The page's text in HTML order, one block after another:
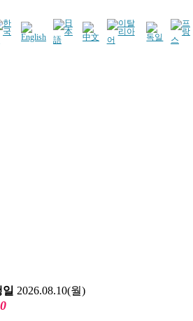
2026.08.10(월)
0